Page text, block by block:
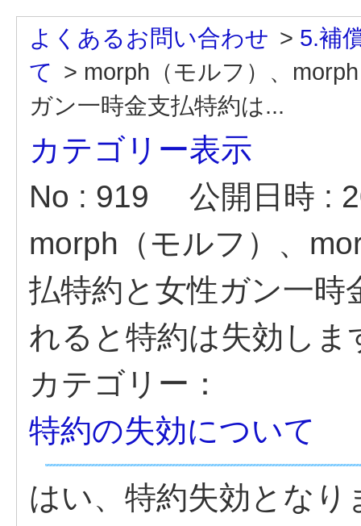
よくあるお問い合わせ > 5.補
て > morph（モルフ）、
ガン一時金支払特約は...
カテゴリー表示
No : 919
公開日時 :
morph（モルフ）、
払特約と女性ガン一時
れると特約は失効しま
カテゴリー：
特約の失効について
はい、特約失効とな